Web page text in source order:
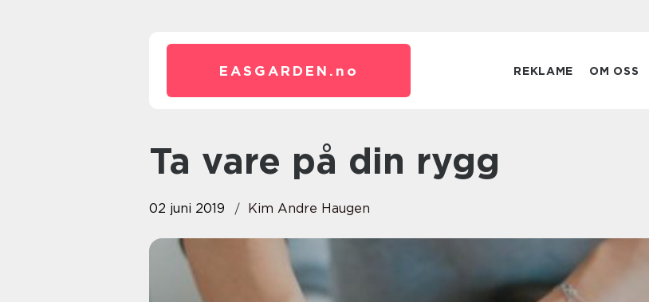
EASGARDEN. no REKLAME OM OSS
Ta vare på din rygg
02 juni 2019 Kim Andre Haugen